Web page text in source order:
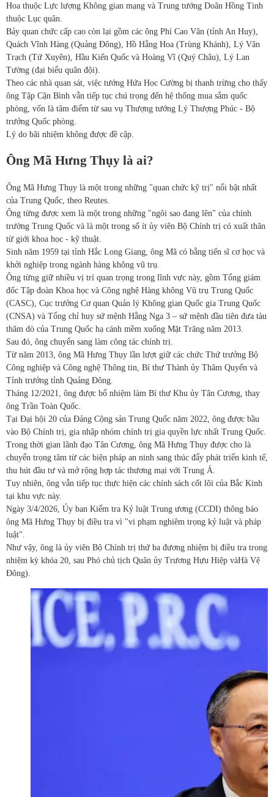
Hoa thuộc Lực lượng Không gian mạng và Trung tướng Doãn Hồng Tinh
thuộc Lục quân.
Bảy quan chức cấp cao còn lại gồm các ông Phí Cao Vân (tỉnh An Huy),
Quách Vĩnh Hàng (Quảng Đông), Hồ Hằng Hoa (Trùng Khánh), Lý Vân
Trạch (Tứ Xuyên), Hầu Kiến Quốc và Hoàng Vĩ (Quý Châu), Lý Lan
Tường (đại biểu quân đội).
Theo các nhà quan sát, việc tướng Hứa Học Cường bị thanh trừng cho thấy
ông Tập Cận Bình vẫn tiếp tục chú trọng đến hệ thống mua sắm quốc
phòng, vốn là tâm điểm từ sau vụ Thượng tướng Lý Thượng Phúc - Bộ
trưởng Quốc phòng.
Lý do bãi nhiệm không được đề cập.
Ông Mã Hưng Thụy là ai?
Ông Mã Hưng Thụy là một trong những "quan chức kỹ trị" nổi bật nhất
của Trung Quốc, theo Reutes.
Ông từng được xem là một trong những "ngôi sao đang lên" của chính
trường Trung Quốc và là một trong số ít ủy viên Bộ Chính trị có xuất thân
từ giới khoa học - kỹ thuật.
Sinh năm 1959 tại tỉnh Hắc Long Giang, ông Mã có bằng tiến sĩ cơ học và
khởi nghiệp trong ngành hàng không vũ trụ.
Ông từng giữ nhiều vị trí quan trọng trong lĩnh vực này, gồm Tổng giám
đốc Tập đoàn Khoa học và Công nghệ Hàng không Vũ trụ Trung Quốc
(CASC), Cục trưởng Cơ quan Quản lý Không gian Quốc gia Trung Quốc
(CNSA) và Tổng chỉ huy sứ mệnh Hằng Nga 3 – sứ mệnh đầu tiên đưa tàu
thăm dò của Trung Quốc hạ cánh mềm xuống Mặt Trăng năm 2013.
Sau đó, ông chuyển sang làm công tác chính trị.
Từ năm 2013, ông Mã Hưng Thụy lần lượt giữ các chức Thứ trưởng Bộ
Công nghiệp và Công nghệ Thông tin, Bí thư Thành ủy Thâm Quyến và
Tỉnh trưởng tỉnh Quảng Đông.
Tháng 12/2021, ông được bổ nhiệm làm Bí thư Khu ủy Tân Cương, thay
ông Trần Toàn Quốc.
Tại Đại hội 20 của Đảng Cộng sản Trung Quốc năm 2022, ông được bầu
vào Bộ Chính trị, gia nhập nhóm chính trị gia quyền lực nhất Trung Quốc.
Trong thời gian lãnh đạo Tân Cương, ông Mã Hưng Thụy được cho là
chuyển trọng tâm từ các biện pháp an ninh sang thúc đẩy phát triển kinh tế,
thu hút đầu tư và mở rộng hợp tác thương mại với Trung Á.
Tuy nhiên, ông vẫn tiếp tục thực hiện các chính sách cốt lõi của Bắc Kinh
tại khu vực này.
Ngày 3/4/2026, Ủy ban Kiểm tra Kỷ luật Trung ương (CCDI) thông báo
ông Mã Hưng Thụy bị điều tra vì "vi phạm nghiêm trọng kỷ luật và pháp
luật".
Như vậy, ông là ủy viên Bộ Chính trị thứ ba đương nhiệm bị điều tra trong
nhiệm kỳ khóa 20, sau Phó chủ tịch Quân ủy Trương Hựu Hiệp vàHà Vệ
Đông).